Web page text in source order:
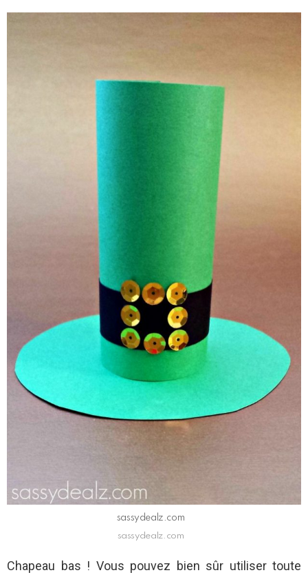
sassydealz.com
sassydealz.com
Chapeau bas ! Vous pouvez bien sûr utiliser toute